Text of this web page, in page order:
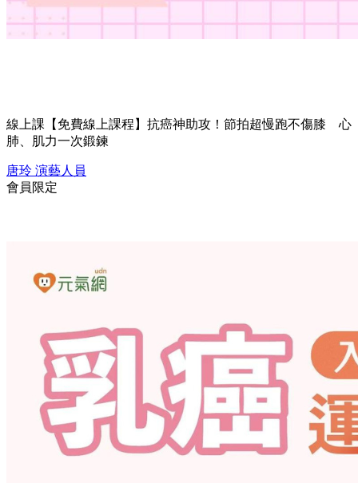
線上課 【免費線上課程】抗癌神助攻！節拍超慢跑不傷膝 心
肺、肌力一次鍛鍊
唐玲 演藝人員
會員限定